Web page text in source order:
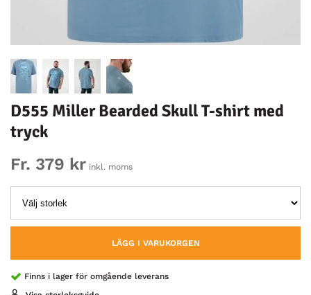
D555 Miller Bearded Skull T-shirt med
tryck
Fr. 379 kr inkl. moms
LÄGG I VARUKORGEN
Finns i lager för omgående leverans